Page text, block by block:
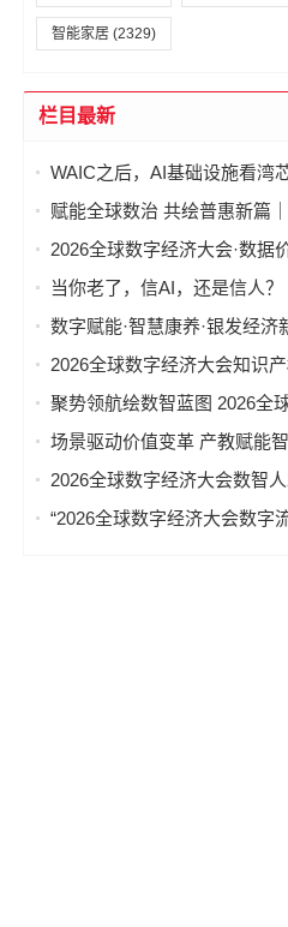
智能家居 (2329)
栏目最新
WAIC之后，AI基础设施看湾
赋能全球数治 共绘普惠新篇
经济治理与领军人才能力建
2026全球数字经济大会·数据
北京隆重举行
当你老了，信AI，还是信人？
论坛上，这个问题激辩了数
数字赋能·智慧康养·银发经济
2026全球数字经济大会—智
2026全球数字经济大会知识
坛 “知识产权赋能新质生产力
聚势领航绘数智蓝图 2026全
大会物联网与智慧城市专题论
场景驱动价值变革 产教赋能
2026全球数字经济大会AI+制
2026全球数字经济大会数智
作论坛在京举办
“2026全球数字经济大会数字